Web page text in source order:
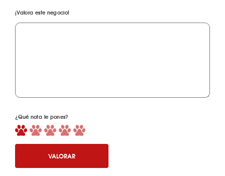
¡Valora este negocio!
¿Qué nota le pones?
VALORAR